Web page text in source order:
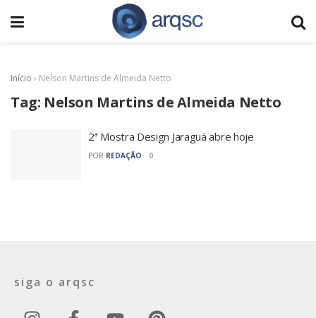
Início › Nelson Martins de Almeida Netto
Tag: Nelson Martins de Almeida Netto
2ª Mostra Design Jaraguá abre hoje
POR REDAÇÃO 0
siga o arqsc